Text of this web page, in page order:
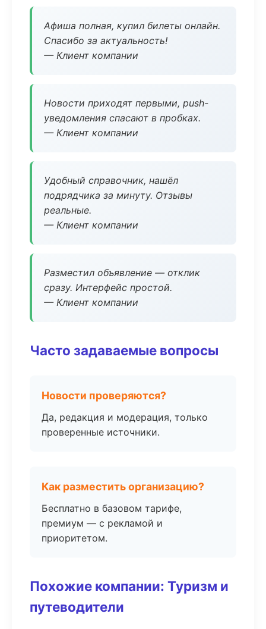
Афиша полная, купил билеты онлайн.
Спасибо за актуальность!
— Клиент компании
Новости приходят первыми, push-
уведомления спасают в пробках.
— Клиент компании
Удобный справочник, нашёл
подрядчика за минуту. Отзывы
реальные.
— Клиент компании
Разместил объявление — отклик
сразу. Интерфейс простой.
— Клиент компании
Часто задаваемые вопросы
Новости проверяются?
Да, редакция и модерация, только
проверенные источники.
Как разместить организацию?
Бесплатно в базовом тарифе,
премиум — с рекламой и
приоритетом.
Похожие компании: Туризм и
путеводители